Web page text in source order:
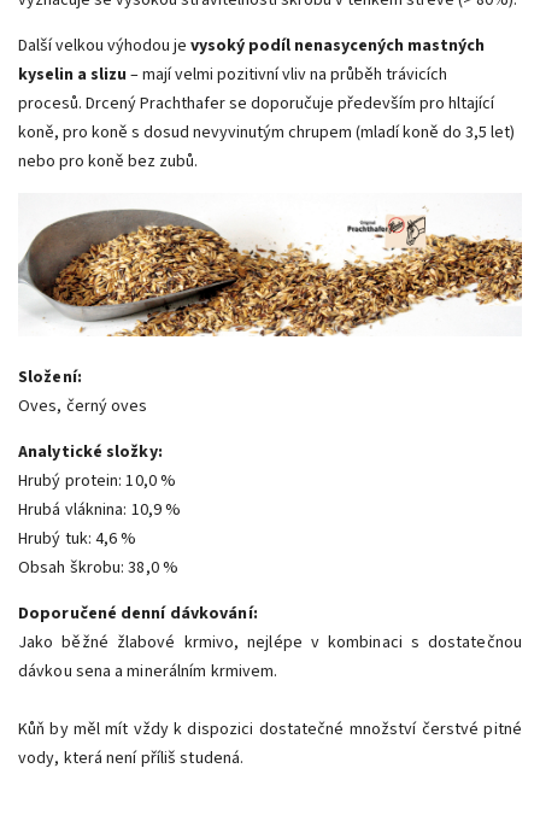
Další velkou výhodou je vysoký podíl nenasycených mastných
kyselin a slizu – mají velmi pozitivní vliv na průběh trávicích
procesů. Drcený Prachthafer se doporučuje především pro hltající
koně, pro koně s dosud nevyvinutým chrupem (mladí koně do 3,5 let)
nebo pro koně bez zubů.
Složení:
Oves, černý oves
Analytické složky:
Hrubý protein: 10,0 %
Hrubá vláknina: 10,9 %
Hrubý tuk: 4,6 %
Obsah škrobu: 38,0 %
Doporučené denní dávkování:
Jako běžné žlabové krmivo, nejlépe v kombinaci s dostatečnou
dávkou sena a minerálním krmivem.
Kůň by měl mít vždy k dispozici dostatečné množství čerstvé pitné
vody, která není příliš studená.